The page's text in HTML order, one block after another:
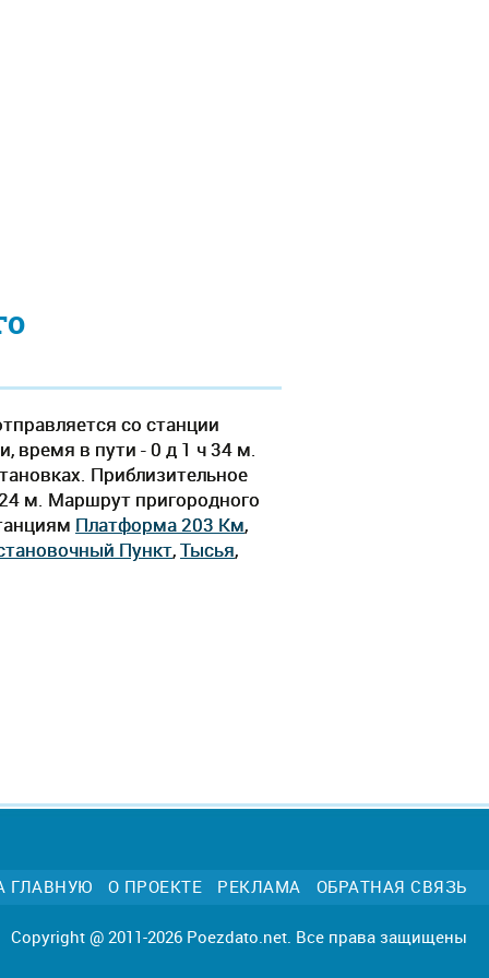
со станции
время в пути - 0 д 1 ч 34 м.
Приблизительное
м. Маршрут пригородного
Платформа 203 Км,
Пункт,Тысья,
ГЛАВНУЮ О ПРОЕКТЕ РЕКЛАМА ОБРАТНАЯ СВЯЗЬ
Copyright @ 2011-2026 Poezdato.net. Все права защищены